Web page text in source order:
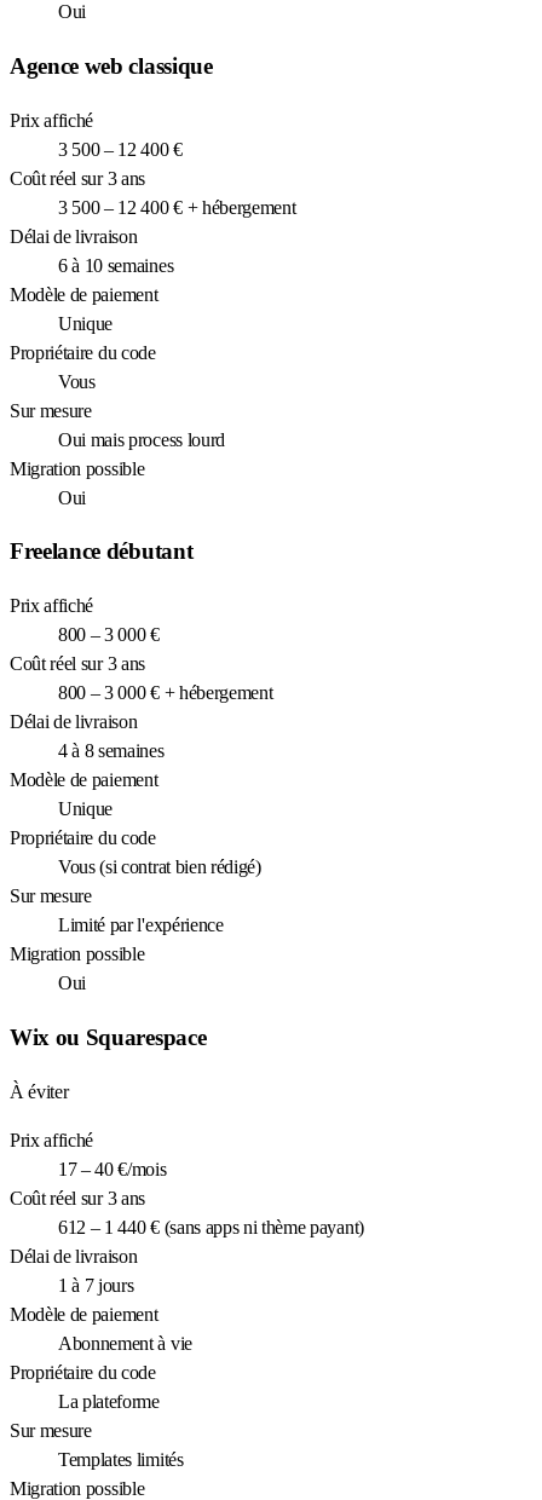
Oui
Agence web classique
Prix affiché
3 500 – 12 400 €
Coût réel sur 3 ans
3 500 – 12 400 € + hébergement
Délai de livraison
6 à 10 semaines
Modèle de paiement
Unique
Propriétaire du code
Vous
Sur mesure
Oui mais process lourd
Migration possible
Oui
Freelance débutant
Prix affiché
800 – 3 000 €
Coût réel sur 3 ans
800 – 3 000 € + hébergement
Délai de livraison
4 à 8 semaines
Modèle de paiement
Unique
Propriétaire du code
Vous (si contrat bien rédigé)
Sur mesure
Limité par l'expérience
Migration possible
Oui
Wix ou Squarespace
À éviter
Prix affiché
17 – 40 €/mois
Coût réel sur 3 ans
612 – 1 440 € (sans apps ni thème payant)
Délai de livraison
1 à 7 jours
Modèle de paiement
Abonnement à vie
Propriétaire du code
La plateforme
Sur mesure
Templates limités
Migration possible